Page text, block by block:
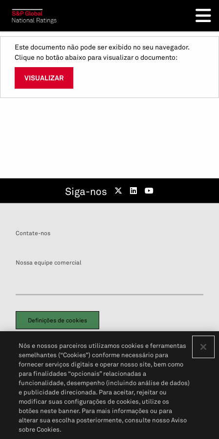
Este documento não pode ser exibido no seu navegador.
Clique no botão abaixo para visualizar o documento:
VISUALIZAR
Siga-nos
Contate-nos
Nossa equipe comercial
Definições de cookies
Política de PrivacidadePortal de privacidade do cliente (em inglês)
Não Venda Minhas Informações Pessoais© 2026 S&P Global
Nós e nossos parceiros utilizamos cookies e ferramentas
semelhantes (“Cookies”) conforme necessário para
fornecer serviços digitais e operar nosso site, bem como
para finalidades “opcionais” relacionadas a
funcionalidade, desempenho (incluindo análise de dados)
e publicidade direcionada. Para aceitar, rejeitar ou
modificar suas configurações de cookies, utilize os
botões neste banner. Para mais informações ou para
alterar sua escolha posteriormente, consulte nosso Aviso
sobre Cookies.